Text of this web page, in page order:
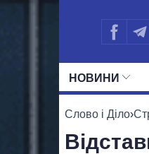
НОВИНИ
Слово і Діло›